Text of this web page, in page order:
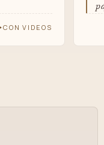
CON VIDEOS